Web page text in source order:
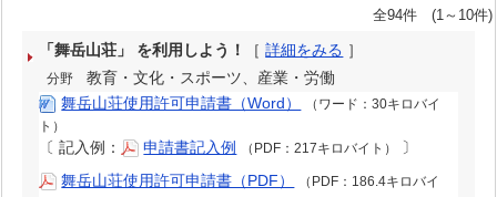
全94件 (1～10件)
「舞岳山荘」 を利用しよう！ ［詳細をみる ］
分野
教育・文化・スポーツ、産業・労働
舞岳山荘使用許可申請書（Word）
（ワード：30キロバイ
ト）
〔記入例： 申請書記入例 （PDF：217キロバイト）
〕
舞岳山荘使用許可申請書（PDF）
（PDF：186.4キロバイ